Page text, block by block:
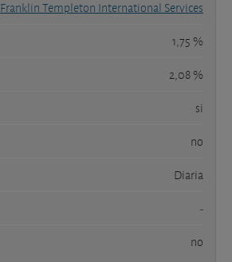
Franklin Templeton International Services
1,75 %
2,08 %
si
no
Diaria
-
no